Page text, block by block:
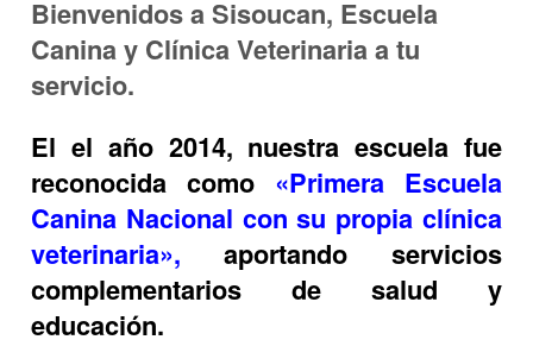
Bienvenidos a Sisoucan, Escuela
Canina y Clínica Veterinaria a tu
servicio.
El el año 2014, nuestra escuela fue
reconocida como «Primera Escuela
Canina Nacional con su propia clínica
veterinaria»,aportando servicios
complementarios de salud y
educación.